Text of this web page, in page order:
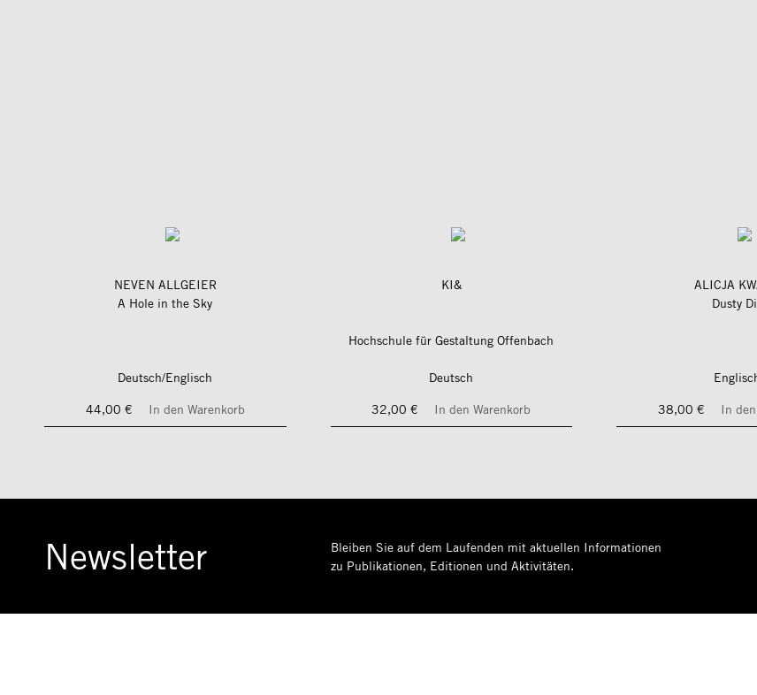
NEVEN ALLGEIER
A Hole in the Sky
Deutsch/Englisch
44,00 €
In den Warenkorb
KI&
Hochschule für Gestaltung Offenbach
Deutsch
32,00 €
In den Warenkorb
ALICJA
Dusty
38,00 €
In
Newsletter
Bleiben Sie auf dem Laufenden mit aktuellen Informationen
zu Publikationen, Editionen und Aktivitäten.